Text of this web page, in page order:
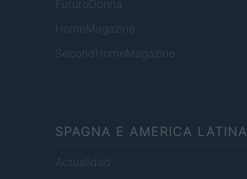
FuturoDonna
HomeMagazine
SecondHomeMagazine
SPAGNA E AMERICA LATINA
Actualidad